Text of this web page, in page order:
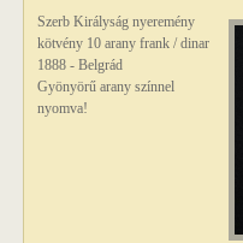
Szerb Királyság nyeremény
kötvény 10 arany frank / dinar
1888 - Belgrád
Gyönyörű arany színnel
nyomva!